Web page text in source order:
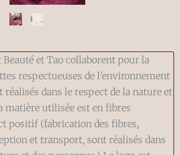
Beauté et Tao collaborent pour la
respectueuses de l’environnement
réalisés dans le respect de la nature et
matière utilisée est en fibres
positif (fabrication des fibres,
et transport, sont réalisés dans